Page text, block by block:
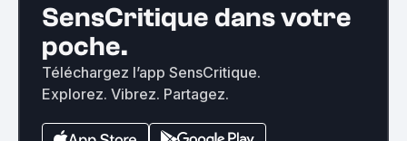
SensCritique dans votre
poche.
Téléchargez l’app SensCritique.
Explorez. Vibrez. Partagez.